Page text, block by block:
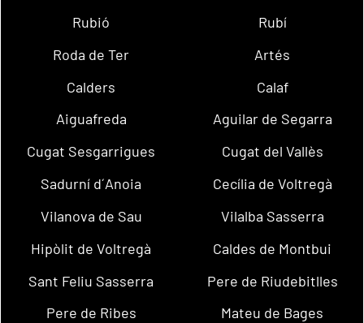
Rubió
Rubí
Roda de Ter
Artés
Calders
Calaf
Aiguafreda
Aguilar de Segarra
Cugat Sesgarrigues
Cugat del Vallès
Sadurní d´Anoia
Cecília de Voltregà
Vilanova de Sau
Vilalba Sasserra
Hipòlit de Voltregà
Caldes de Montbui
Sant Feliu Sasserra
Pere de Riudebitlles
Pere de Ribes
Mateu de Bages